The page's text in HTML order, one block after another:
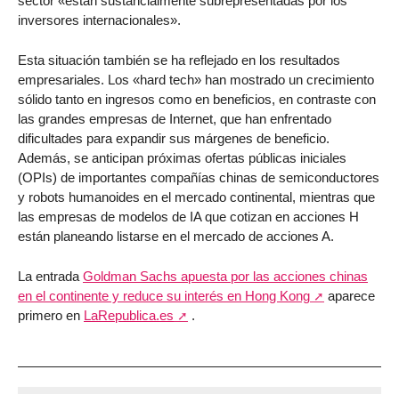
inversores internacionales».
Esta situación también se ha reflejado en los resultados
empresariales. Los «hard tech» han mostrado un crecimiento
sólido tanto en ingresos como en beneficios, en contraste con
las grandes empresas de Internet, que han enfrentado
dificultades para expandir sus márgenes de beneficio.
Además, se anticipan próximas ofertas públicas iniciales
(OPIs) de importantes compañías chinas de semiconductores
y robots humanoides en el mercado continental, mientras que
las empresas de modelos de IA que cotizan en acciones H
están planeando listarse en el mercado de acciones A.
La entrada Goldman Sachs apuesta por las acciones chinas
en el continente y reduce su interés en Hong Kong
aparece
primero en LaRepublica.es .